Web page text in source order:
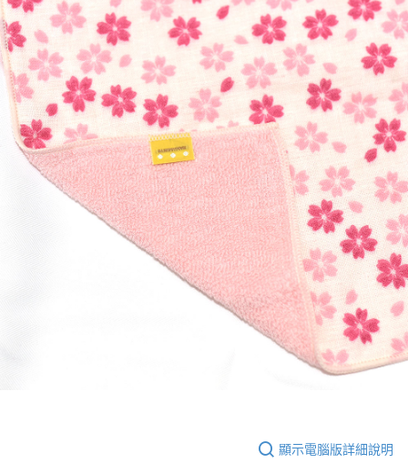
顯示電腦版詳細說明